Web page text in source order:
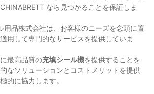
なら見つかることを保証しま
用品株式会社は、お客様のニーズを念頭に置
用して専門的なサービスを提供していま
最高品質の充填シール機を提供することを
なソリューションとコストメリットを提供
的に協力します。